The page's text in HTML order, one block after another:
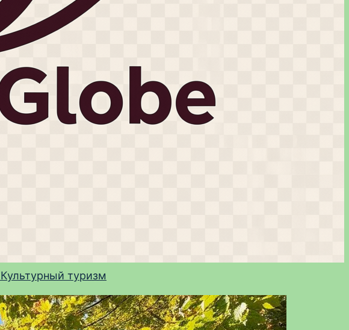
Культурный туризм